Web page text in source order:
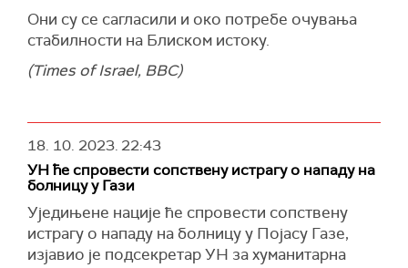
Они су се сагласили и око потребе очувања
стабилности на Блиском истоку.
(Times of Israel, BBC)
18. 10. 2023.22:43
УН ће спровести сопствену истрагу о нападу на
болницу у Гази
Уједињене нације ће спровести сопствену
истрагу о нападу на болницу у Појасу Газе,
изјавио је подсекретар УН за хуманитарна